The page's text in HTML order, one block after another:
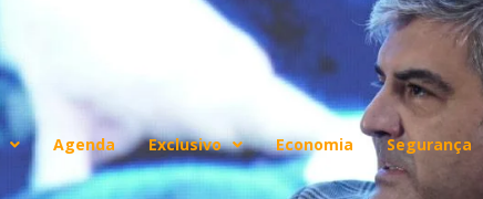
Agenda Exclusivo Economia Segurança